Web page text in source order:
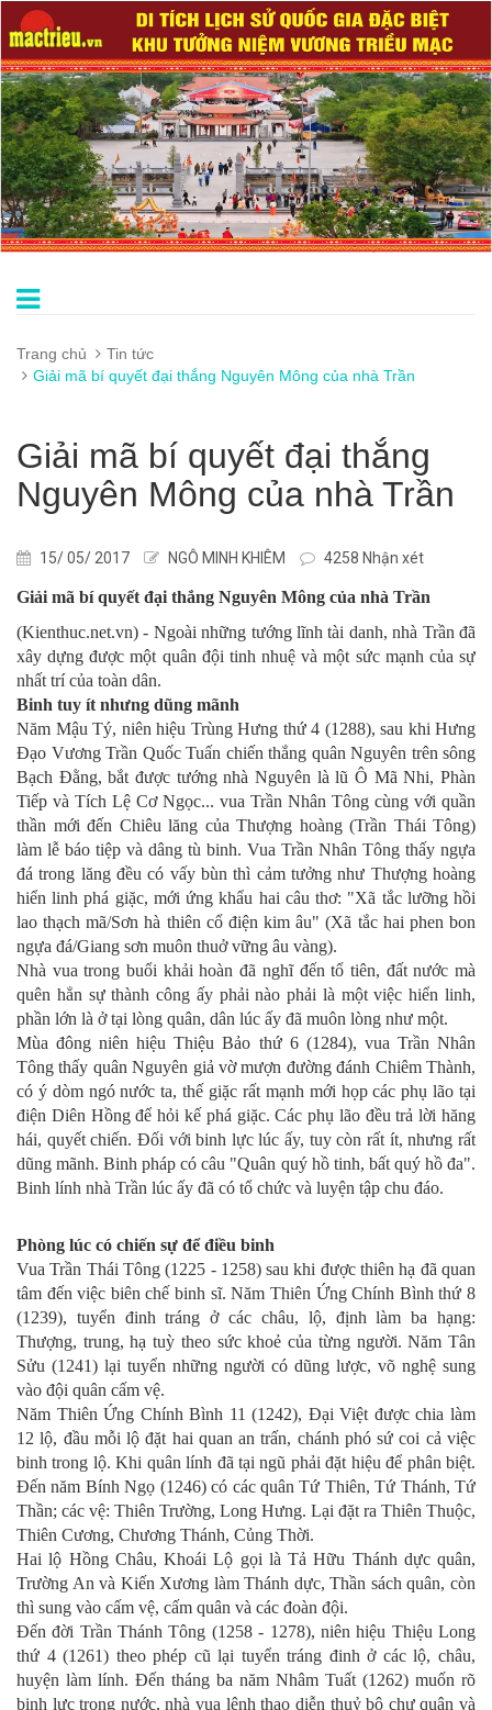
Trang chủ
Tin tức
Giải mã bí quyết đại thắng Nguyên Mông của nhà Trần
Giải mã bí quyết đại thắng
Nguyên Mông của nhà Trần
15/ 05/ 2017 NGÔ MINH KHIÊM 4258 Nhận xét
Giải mã bí quyết đại thắng Nguyên Mông của nhà Trần
(Kienthuc.net.vn) - Ngoài những tướng lĩnh tài danh, nhà Trần đã
xây dựng được một quân đội tinh nhuệ và một sức mạnh của sự
nhất trí của toàn dân.
Binh tuy ít nhưng dũng mãnh
Năm Mậu Tý, niên hiệu Trùng Hưng thứ 4 (1288), sau khi Hưng
Đạo Vương Trần Quốc Tuấn chiến thắng quân Nguyên trên sông
Bạch Đằng, bắt được tướng nhà Nguyên là lũ Ô Mã Nhi, Phàn
Tiếp và Tích Lệ Cơ Ngọc... vua Trần Nhân Tông cùng với quần
thần mới đến Chiêu lăng của Thượng hoàng (Trần Thái Tông)
làm lễ báo tiệp và dâng tù binh. Vua Trần Nhân Tông thấy ngựa
đá trong lăng đều có vấy bùn thì cảm tưởng như Thượng hoàng
hiển linh phá giặc, mới ứng khẩu hai câu thơ: "Xã tắc lưỡng hồi
lao thạch mã/Sơn hà thiên cổ điện kim âu" (Xã tắc hai phen bon
ngựa đá/Giang sơn muôn thuở vững âu vàng).
Nhà vua trong buổi khải hoàn đã nghĩ đến tổ tiên, đất nước mà
quên hẳn sự thành công ấy phải nào phải là một việc hiển linh,
phần lớn là ở tại lòng quân, dân lúc ấy đã muôn lòng như một.
Mùa đông niên hiệu Thiệu Bảo thứ 6 (1284), vua Trần Nhân
Tông thấy quân Nguyên giả vờ mượn đường đánh Chiêm Thành,
có ý dòm ngó nước ta, thế giặc rất mạnh mới họp các phụ lão tại
điện Diên Hồng để hỏi kế phá giặc. Các phụ lão đều trả lời hăng
hái, quyết chiến. Đối với binh lực lúc ấy, tuy còn rất ít, nhưng rất
dũng mãnh. Binh pháp có câu "Quân quý hồ tinh, bất quý hồ đa".
Binh lính nhà Trần lúc ấy đã có tổ chức và luyện tập chu đáo.
Phòng lúc có chiến sự để điều binh
Vua Trần Thái Tông (1225 - 1258) sau khi được thiên hạ đã quan
tâm đến việc biên chế binh sĩ. Năm Thiên Ứng Chính Bình thứ 8
(1239), tuyển đinh tráng ở các châu, lộ, định làm ba hạng:
Thượng, trung, hạ tuỳ theo sức khoẻ của từng người. Năm Tân
Sửu (1241) lại tuyển những người có dũng lược, võ nghệ sung
vào đội quân cấm vệ.
Năm Thiên Ứng Chính Bình 11 (1242), Đại Việt được chia làm
12 lộ, đầu mỗi lộ đặt hai quan an trấn, chánh phó sứ coi cả việc
binh trong lộ. Khi quân lính đã tại ngũ phải đặt hiệu để phân biệt.
Đến năm Bính Ngọ (1246) có các quân Tứ Thiên, Tứ Thánh, Tứ
Thần; các vệ: Thiên Trường, Long Hưng. Lại đặt ra Thiên Thuộc,
Thiên Cương, Chương Thánh, Củng Thời.
Hai lộ Hồng Châu, Khoái Lộ gọi là Tả Hữu Thánh dực quân,
Trường An và Kiến Xương làm Thánh dực, Thần sách quân, còn
thì sung vào cấm vệ, cấm quân và các đoàn đội.
Đến đời Trần Thánh Tông (1258 - 1278), niên hiệu Thiệu Long
thứ 4 (1261) theo phép cũ lại tuyển tráng đinh ở các lộ, châu,
huyện làm lính. Đến tháng ba năm Nhâm Tuất (1262) muốn rõ
binh lực trong nước, nhà vua lệnh thao diễn thuỷ bộ chư quân và